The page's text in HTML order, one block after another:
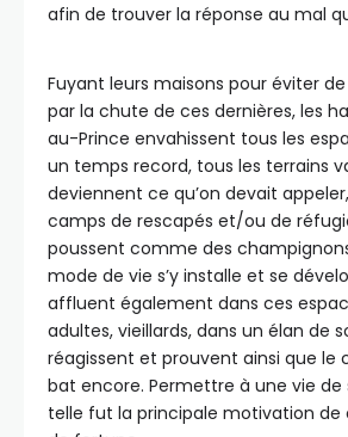
afin de trouver la réponse au mal
Fuyant leurs maisons pour éviter
par la chute de ces dernières, les
au-Prince envahissent tous les
un temps record, tous les terrains
deviennent ce qu’on devait
camps de rescapés et/ou de
poussent comme des
mode de vie s’y installe et se
affluent également dans ces
adultes, vieillards, dans un élan de
réagissent et prouvent ainsi que le
bat encore. Permettre à une vie de
telle fut la principale motivation de